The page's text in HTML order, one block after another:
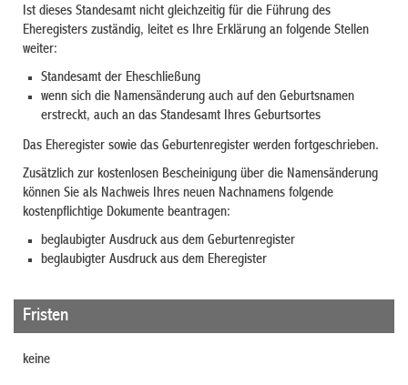
Ist dieses Standesamt nicht gleichzeitig für die Führung des
Eheregisters zuständig, leitet es Ihre Erklärung an folgende Stellen
weiter:
Standesamt der Eheschließung
wenn sich die Namensänderung auch auf den Geburtsnamen
erstreckt, auch an das Standesamt Ihres Geburtsortes
Das Eheregister sowie das Geburtenregister werden fortgeschrieben.
Zusätzlich zur kostenlosen Bescheinigung über die Namensänderung
können Sie als Nachweis Ihres neuen Nachnamens folgende
kostenpflichtige Dokumente beantragen:
beglaubigter Ausdruck aus dem Geburtenregister
beglaubigter Ausdruck aus dem Eheregister
Fristen
keine